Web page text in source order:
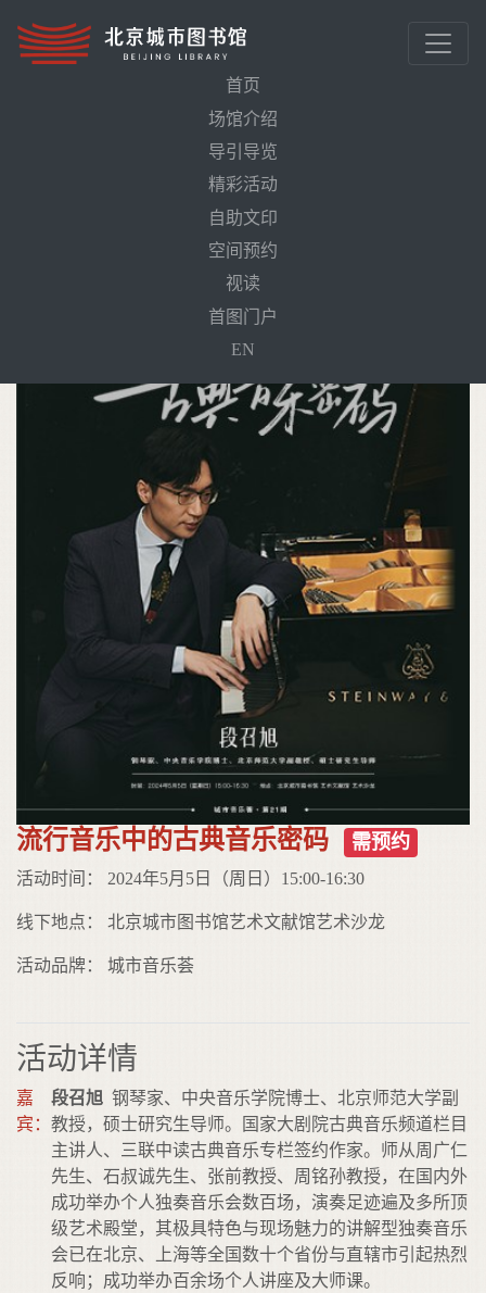
首页
场馆介绍
导引导览
精彩活动
自助文印
空间预约
视读
首图门户
EN
流行音乐中的古典音乐密码 需预约
活动时间： 2024年5月5日（周日）15:00-16:30
线下地点： 北京城市图书馆艺术文献馆艺术沙龙
活动品牌： 城市音乐荟
活动详情
嘉
宾：
段召旭 钢琴家、中央音乐学院博士、北京师范大学副
教授，硕士研究生导师。国家大剧院古典音乐频道栏目
主讲人、三联中读古典音乐专栏签约作家。师从周广仁
先生、石叔诚先生、张前教授、周铭孙教授，在国内外
成功举办个人独奏音乐会数百场，演奏足迹遍及多所顶
级艺术殿堂，其极具特色与现场魅力的讲解型独奏音乐
会已在北京、上海等全国数十个省份与直辖市引起热烈
反响；成功举办百余场个人讲座及大师课。